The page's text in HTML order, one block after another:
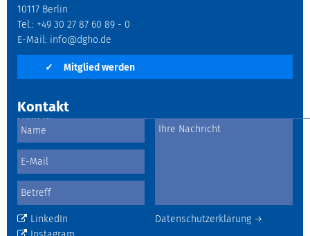
10117 Berlin
Tel.: +49 30 27 87 60 89 - 0
E-Mail: info@dgho.de
✓ Mitglied werden
Kontakt
Datenschutzerklärung →
LinkedIn